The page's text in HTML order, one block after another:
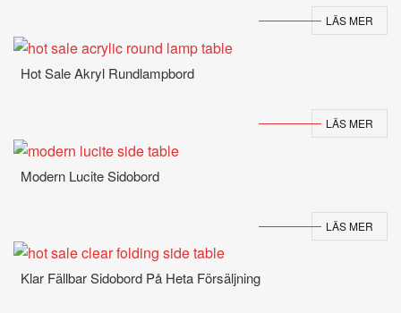
LÄS MER
Hot Sale Akryl Rundlampbord
LÄS MER
Modern Lucite Sidobord
LÄS MER
Klar Fällbar Sidobord På Heta Försäljning